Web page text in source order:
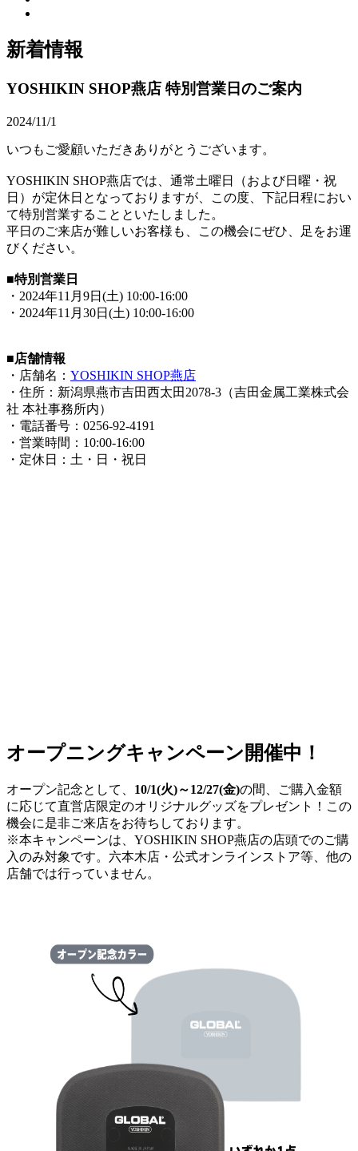
新着情報
YOSHIKIN SHOP燕店 特別営業日のご案内
2024/11/1
いつもご愛顧いただきありがとうございます。
YOSHIKIN SHOP燕店では、通常土曜日（および日曜・祝
日）が定休日となっておりますが、この度、下記日程におい
て特別営業することといたしました。
平日のご来店が難しいお客様も、この機会にぜひ、足をお運
びください。
■特別営業日
・2024年11月9日(土) 10:00-16:00
・2024年11月30日(土) 10:00-16:00
■店舗情報
・店舗名： YOSHIKIN SHOP燕店
・住所：新潟県燕市吉田西太田2078-3（吉田金属工業株式会
社 本社事務所内）
・電話番号：0256-92-4191
・営業時間：10:00-16:00
・定休日：土・日・祝日
オープニングキャンペーン開催中！
オープン記念として、 10/1(火)～12/27(金)の間、ご購入金額
に応じて直営店限定のオリジナルグッズをプレゼント！この
機会に是非ご来店をお待ちしております。
※本キャンペーンは、YOSHIKIN SHOP燕店の店頭でのご購
入のみ対象です。六本木店・公式オンラインストア等、他の
店舗では行っていません。